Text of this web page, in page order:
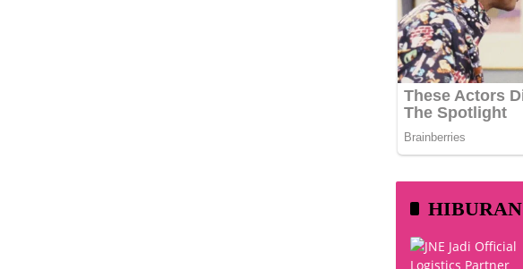
HIBURAN